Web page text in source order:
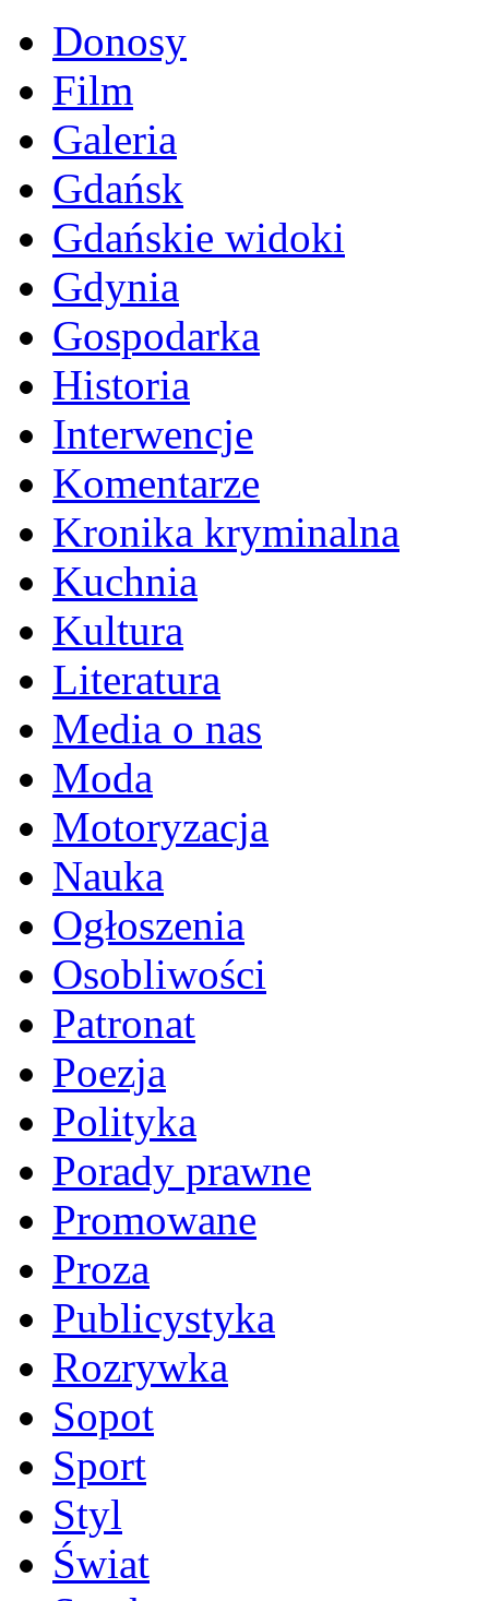
Donosy
Film
Galeria
Gdańsk
Gdańskie widoki
Gdynia
Gospodarka
Historia
Interwencje
Komentarze
Kronika kryminalna
Kuchnia
Kultura
Literatura
Media o nas
Moda
Motoryzacja
Nauka
Ogłoszenia
Osobliwości
Patronat
Poezja
Polityka
Porady prawne
Promowane
Proza
Publicystyka
Rozrywka
Sopot
Sport
Styl
Świat